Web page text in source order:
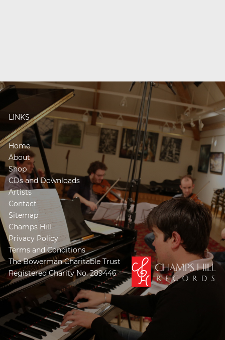
LINKS
Home
About
Shop
CDs and Downloads
Artists
Contact
Sitemap
Champs Hill
Privacy Policy
Terms and Conditions
The Bowerman Charitable Trust
Registered Charity No. 289446